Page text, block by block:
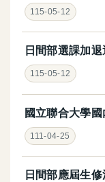
115-05-12
日間部選課加
115-05-12
國立聯合大學
111-04-25
日間部應屆生